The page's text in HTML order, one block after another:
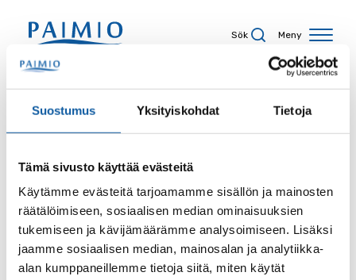
Suostumus Yksityiskohdat Tietoja
Tämä sivusto käyttää evästeitä
Käytämme evästeitä tarjoamamme sisällön ja mainosten
räätälöimiseen, sosiaalisen median ominaisuuksien
tukemiseen ja kävijämäärämme analysoimiseen. Lisäksi
jaamme sosiaalisen median, mainosalan ja analytiikka-
alan kumppaneillemme tietoja siitä, miten käytät
Sök Meny
Sökresultat
Sökord
Sida